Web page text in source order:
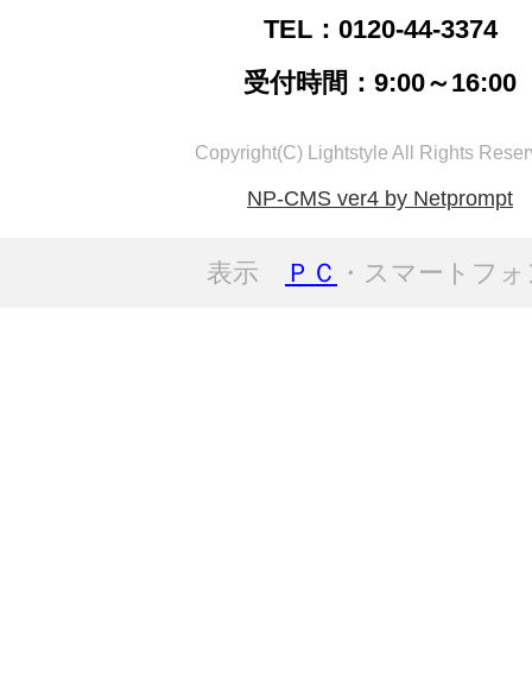
TEL：0120-44-3374
受付時間：9:00～16:00
Copyright(C) Lightstyle All Rights
NP-CMS ver4 by Netprompt
表示 ＰＣ ・スマートフ